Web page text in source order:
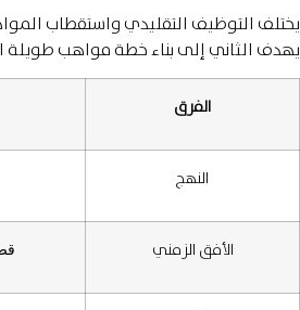
يختلف التوظيف التقليدي واستقطاب
يهدف الثاني إلى بناء خطة مواهب طويلة
الفرق
النهج
الأفق الزمني